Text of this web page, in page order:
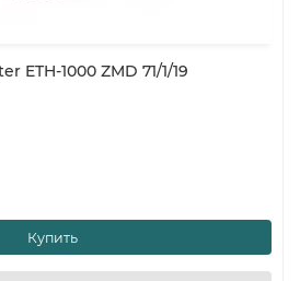
ETH-1000 ZMD 71/1/19
Купить